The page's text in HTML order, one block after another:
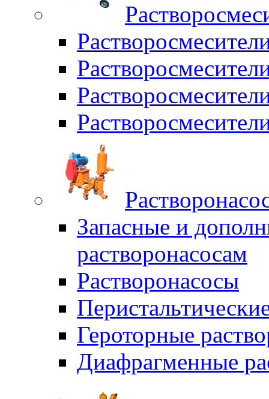
Запасные и
растворонасосам
Растворонасосы
Героторные
Диафрагменные